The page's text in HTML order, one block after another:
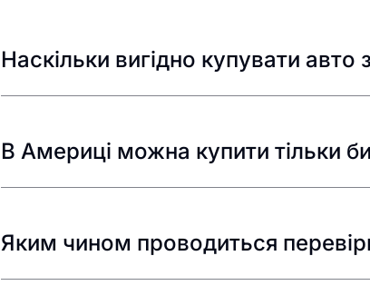
Наскільки вигідно купувати авто
В Америці можна купити тільки
Яким чином проводиться